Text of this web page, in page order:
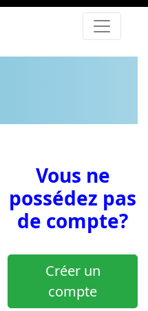
Vous ne
possédez pas
de compte?
Créer un
compte